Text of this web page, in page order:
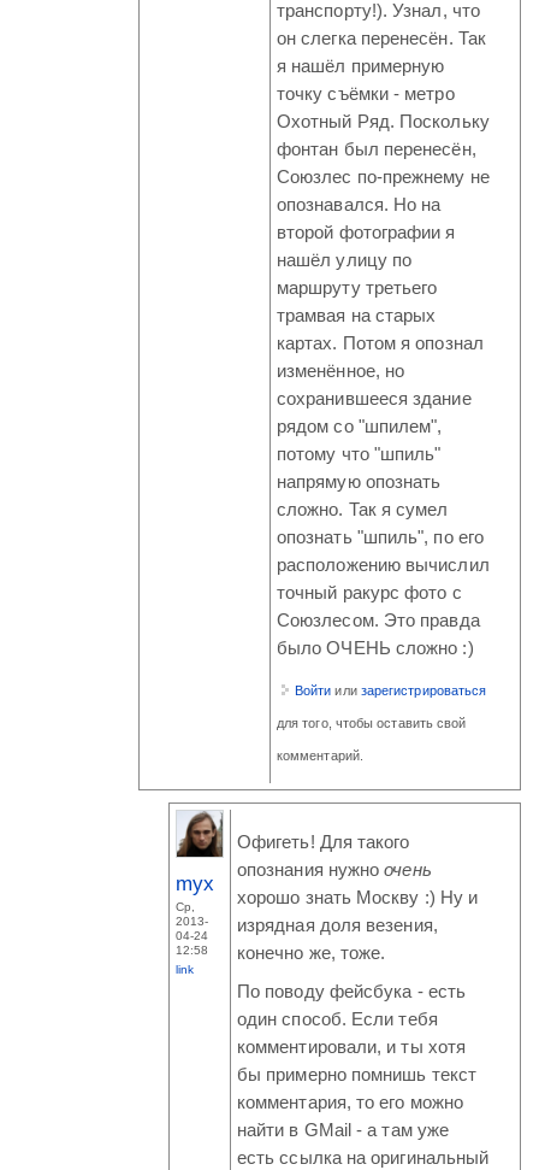
транспорту!). Узнал, что
он слегка перенесён. Так
я нашёл примерную
точку съёмки - метро
Охотный Ряд. Поскольку
фонтан был перенесён,
Союзлес по-прежнему не
опознавался. Но на
второй фотографии я
нашёл улицу по
маршруту третьего
трамвая на старых
картах. Потом я опознал
изменённое, но
сохранившееся здание
рядом со "шпилем",
потому что "шпиль"
напрямую опознать
сложно. Так я сумел
опознать "шпиль", по его
расположению вычислил
точный ракурс фото с
Союзлесом. Это правда
было ОЧЕНЬ сложно :)
Войти или зарегистрироваться
для того, чтобы оставить свой
комментарий.
myx
Ср,
2013-
04-24
12:58
link
Офигеть! Для такого
опознания нужноочень
хорошо знать Москву :) Ну и
изрядная доля везения,
конечно же, тоже.
По поводу фейсбука - есть
один способ. Если тебя
комментировали, и ты хотя
бы примерно помнишь текст
комментария, то его можно
найти в GMail - а там уже
есть ссылка на оригинальный